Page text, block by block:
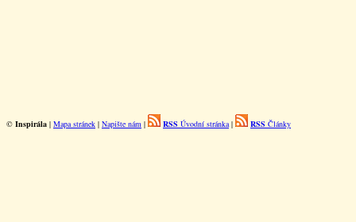
© Inspirála | Mapa stránek | Napište nám | RSS Úvodní stránka| RSS Články